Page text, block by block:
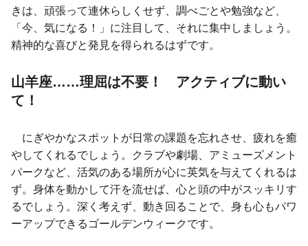
きは、頑張って連休らしくせず、調べごとや勉強など、
「今、気になる！」に注目して、それに集中しましょう。
精神的な喜びと発見を得られるはずです。
山羊座……理屈は不要！ アクティブに動い
て！
にぎやかなスポットが日常の課題を忘れさせ、疲れを癒
やしてくれるでしょう。クラブや劇場、アミューズメント
パークなど、活気のある場所が心に英気を与えてくれるは
ず。身体を動かして汗を流せば、心と頭の中がスッキリす
るでしょう。深く考えず、動き回ることで、身も心もパワ
ーアップできるゴールデンウィークです。